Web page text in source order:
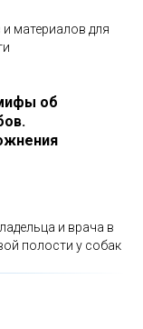
материалов для
об
и врача в
полости у собак